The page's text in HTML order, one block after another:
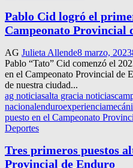
Pablo Cid logró el
Campeonato Provincial
AG Julieta Allende8 marzo, 2023
Pablo “Tato” Cid comenzó el
en el Campeonato Provincial de
de nuestra ciudad...
ag noticiasalta gracia noticias
nacionalenduroexperiencia
puesto en el Campeonato
Deportes
Tres primeros puestos
Provincial de Enduro